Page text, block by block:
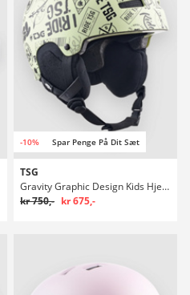
-10% Spar Penge På Dit Sæt
TSG
Gravity Graphic Design Kids Hjelm
kr 750,- kr 675,-